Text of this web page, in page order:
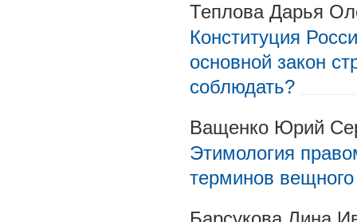
Теплова Дарья
Конституция
основной закон
соблюдать?
Ващенко Юрий
Этимология
терминов